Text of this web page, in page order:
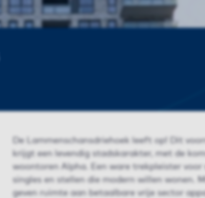
De Lammenschansdriehoek leeft op! Dit
krijgt een levendig stadskarakter, met de
woontoren Alpha. Een ware trekpleister voor
singles en stellen die modern willen wonen.
geven ruimte aan betaalbare vrije sector